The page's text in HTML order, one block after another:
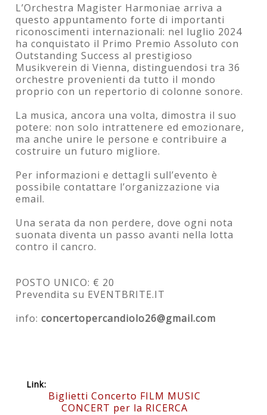
L’Orchestra Magister Harmoniae arriva a
questo appuntamento forte di importanti
riconoscimenti internazionali: nel luglio 2024
ha conquistato il Primo Premio Assoluto con
Outstanding Success al prestigioso
Musikverein di Vienna, distinguendosi tra 36
orchestre provenienti da tutto il mondo
proprio con un repertorio di colonne sonore.
La musica, ancora una volta, dimostra il suo
potere: non solo intrattenere ed emozionare,
ma anche unire le persone e contribuire a
costruire un futuro migliore.
Per informazioni e dettagli sull’evento è
possibile contattare l’organizzazione via
email.
Una serata da non perdere, dove ogni nota
suonata diventa un passo avanti nella lotta
contro il cancro.
POSTO UNICO: € 20
Prevendita su EVENTBRITE.IT
info:concertopercandiolo26@gmail.com
Link:
Biglietti Concerto FILM MUSIC
CONCERT per la RICERCA